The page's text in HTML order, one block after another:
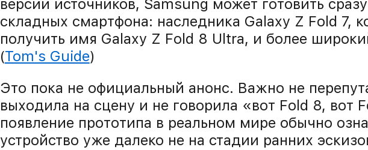
версии источников, Samsung может готовить
складных смартфона: наследника Galaxy Z Fold 7,
получить имя Galaxy Z Fold 8 Ultra, и более
(Tom's Guide)
Это пока не официальный анонс. Важно не
выходила на сцену и не говорила «вот Fold 8, вот
появление прототипа в реальном мире обычно
устройство уже далеко не на стадии ранних